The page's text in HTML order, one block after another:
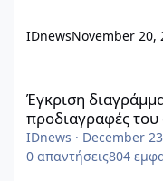
IDnewsNovember 20,
Έγκριση
προδιαγραφές
IDnews · December
0 απαντήσεις804